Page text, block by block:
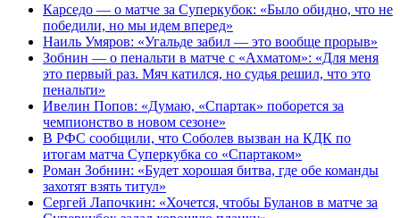
Карседо — о матче за Суперкубок: «Было обидно, что не
победили, но мы идем вперед»
Наиль Умяров: «Угальде забил — это вообще прорыв»
Зобнин — о пенальти в матче с «Ахматом»: «Для меня
это первый раз. Мяч катился, но судья решил, что это
пенальти»
Ивелин Попов: «Думаю, «Спартак» поборется за
чемпионство в новом сезоне»
В РФС сообщили, что Соболев вызван на КДК по
итогам матча Суперкубка со «Спартаком»
Роман Зобнин: «Будет хорошая битва, где обе команды
захотят взять титул»
Сергей Лапочкин: «Хочется, чтобы Буланов в матче за